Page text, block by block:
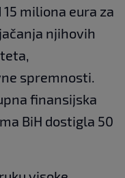
miliona eura za
njihovih
spremnosti.
finansijska
BiH dostigla 50